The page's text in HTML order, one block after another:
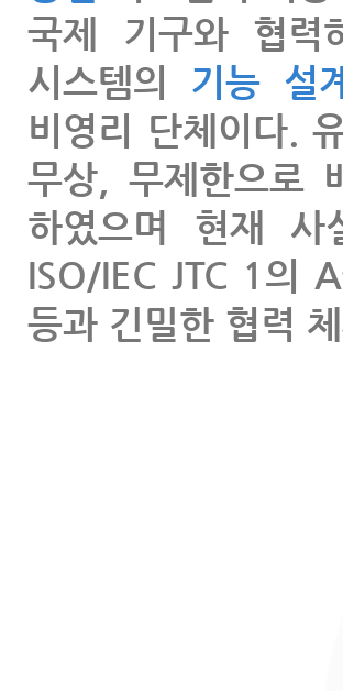
국제 기구와 협
시스템의 기능 설계
비영리 단체이다.
무상, 무제한으로
하였으며 현재
ISO/IEC JTC 1의
등과 긴밀한 협력